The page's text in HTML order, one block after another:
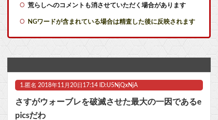
羊宮妃那さん、ヘッドドレス姿がかわいいｗｗｗｗ他
実際『ゼルダ 時オカ』→『風タク』の時の空気感を知りたい
【ラブライブ！】LuckyFes'26配信中！他
荒らしへのコメントも消させていただく場合があります
NGワードが含まれている場合は精査した後に反映されます
1. 匿名 2018年11月20日17:14 ID:U5NjQxNjA
さすがウォーブレを破滅させた最大の一因であるe
picsだわ